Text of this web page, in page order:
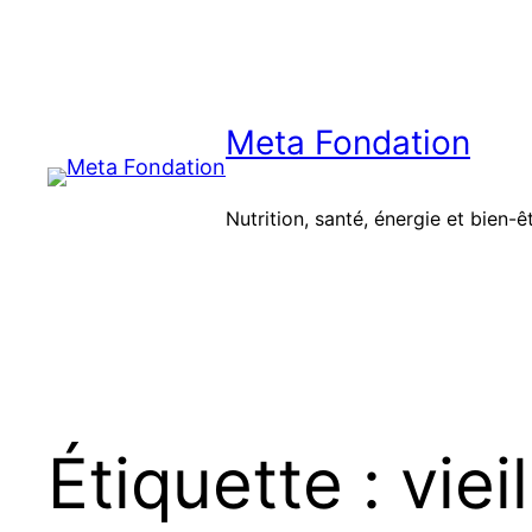
Meta Fondation
Nutrition, santé, énergie et bien-
Étiquette :